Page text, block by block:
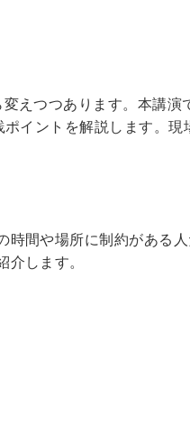
えつつあります。本講演
イントを解説します。現
間や場所に制約がある
します。